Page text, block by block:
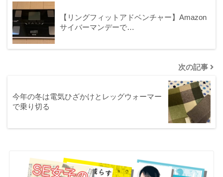
【リングフィットアドベンチャー】Amazon
サイバーマンデーで…
次の記事
今年の冬は電気ひざかけとレッグウォーマー
で乗り切る